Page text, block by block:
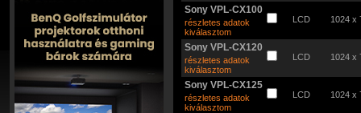
Sony VPL-CX100
részletes adatok
kiválasztom
LCD 1024 x
Sony VPL-CX120
részletes adatok
kiválasztom
LCD 1024 x
Sony VPL-CX125
részletes adatok
kiválasztom
LCD 1024 x